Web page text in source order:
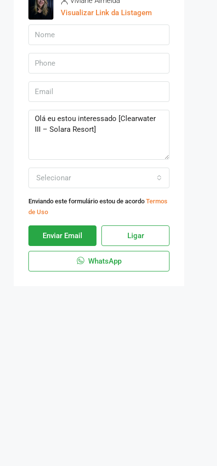
Visualizar Link da Listagem
Selecionar
Enviando este formulário estou de acordo Termos
de Uso
Enviar Email Ligar
WhatsApp